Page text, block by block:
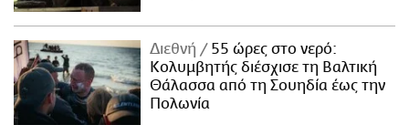
Διεθνή
55 ώρες στο νερό:
Κολυμβητής διέσχισε τη Βαλτική
Θάλασσα από τη Σουηδία έως την
Πολωνία